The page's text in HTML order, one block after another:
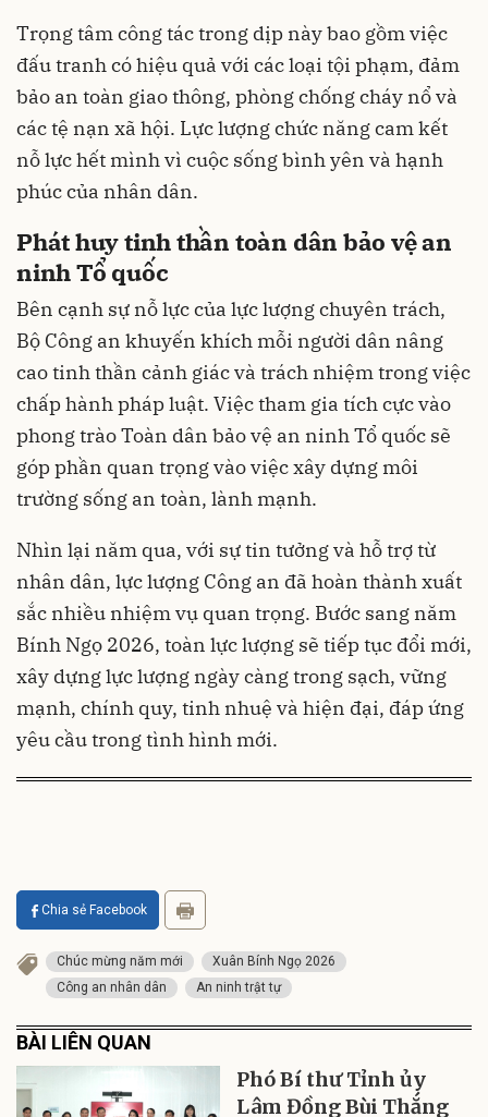
Trọng tâm công tác trong dịp này bao gồm việc
đấu tranh có hiệu quả với các loại tội phạm, đảm
bảo an toàn giao thông, phòng chống cháy nổ và
các tệ nạn xã hội. Lực lượng chức năng cam kết
nỗ lực hết mình vì cuộc sống bình yên và hạnh
phúc của nhân dân.
Phát huy tinh thần toàn dân bảo vệ an
ninh Tổ quốc
Bên cạnh sự nỗ lực của lực lượng chuyên trách,
Bộ Công an khuyến khích mỗi người dân nâng
cao tinh thần cảnh giác và trách nhiệm trong việc
chấp hành pháp luật. Việc tham gia tích cực vào
phong trào Toàn dân bảo vệ an ninh Tổ quốc sẽ
góp phần quan trọng vào việc xây dựng môi
trường sống an toàn, lành mạnh.
Nhìn lại năm qua, với sự tin tưởng và hỗ trợ từ
nhân dân, lực lượng Công an đã hoàn thành xuất
sắc nhiều nhiệm vụ quan trọng. Bước sang năm
Bính Ngọ 2026, toàn lực lượng sẽ tiếp tục đổi mới,
xây dựng lực lượng ngày càng trong sạch, vững
mạnh, chính quy, tinh nhuệ và hiện đại, đáp ứng
yêu cầu trong tình hình mới.
Chia sẻ Facebook
Chúc mừng năm mới
Xuân Bính Ngọ 2026
Công an nhân dân
An ninh trật tự
BÀI LIÊN QUAN
Phó Bí thư Tỉnh ủy
Lâm Đồng Bùi Thắng